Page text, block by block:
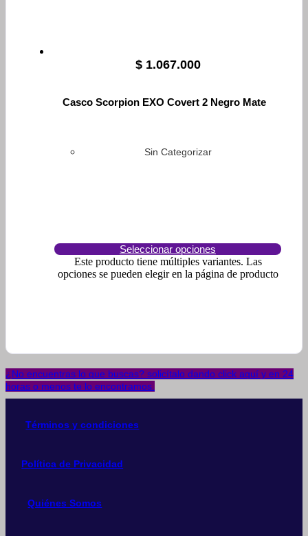
$1.067.000
Casco Scorpion EXO Covert 2 Negro Mate
Sin Categorizar
Seleccionar opciones
Este producto tiene múltiples variantes. Las
opciones se pueden elegir en la página de producto
¿No encuentras lo que buscas? solicítalo dando click aquí y en 24
horas o menos te lo encontramos.
Términos y condiciones
Política de Privacidad
Quiénes Somos